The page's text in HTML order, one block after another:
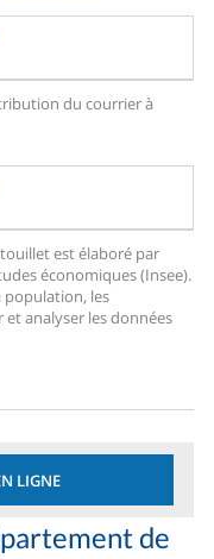
du courrier à
est élaboré par
économiques (Insee).
population, les
analyser les données
LIGNE
de